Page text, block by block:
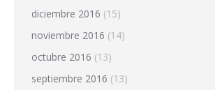
diciembre 2016 (15)
noviembre 2016 (14)
octubre 2016 (13)
septiembre 2016 (13)